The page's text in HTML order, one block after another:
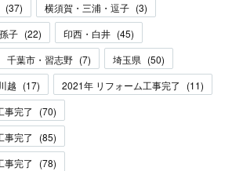
(37) 横須賀・三浦・逗子 (3)
子 (22) 印西・白井 (45)
千葉市・習志野 (7) 埼玉県 (50)
川越 (17) 2021年 リフォーム工事完了 (11)
事完了
(70)
事完了
(85)
事完了
(78)